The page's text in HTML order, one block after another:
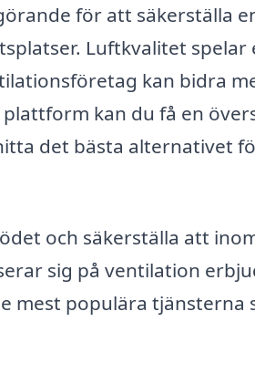
för att säkerställa
Luftkvalitet spelar
kan bidra
kan du få en
det bästa alternativet
och säkerställa att
sig på ventilation
mest populära tjänsterna